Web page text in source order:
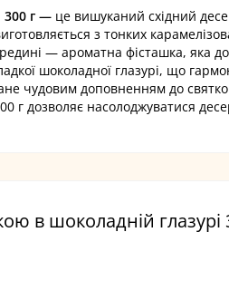
300 г — це вишуканий східний
з тонких
— ароматна фісташка, яка
шоколадної глазурі, що
чудовим доповненням до
г дозволяє насолоджуватися
в шоколадній глазурі